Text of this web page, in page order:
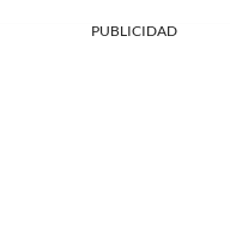
PUBLICIDAD